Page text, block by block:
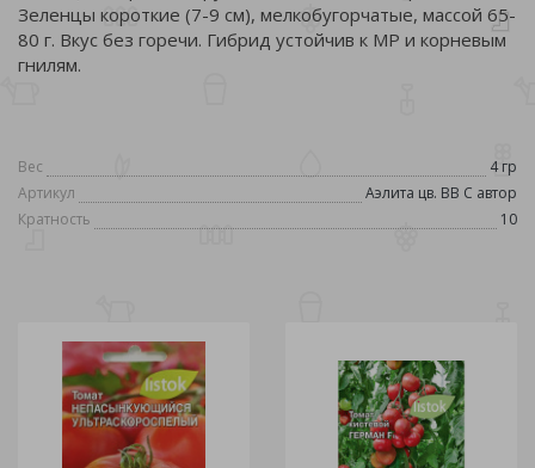
Зеленцы короткие (7-9 см), мелкобугорчатые, массой 65-
80 г. Вкус без горечи. Гибрид устойчив к МР и корневым
гнилям.
Вес
4 гр
Артикул
Аэлита цв. ВВ С автор
Кратность
10